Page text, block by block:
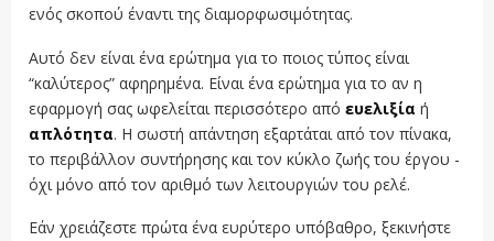
ενός σκοπού έναντι της διαμορφωσιμότητας.
Αυτό δεν είναι ένα ερώτημα για το ποιος τύπος είναι
“καλύτερος” αφηρημένα. Είναι ένα ερώτημα για το αν η
εφαρμογή σας ωφελείται περισσότερο από ευελιξία ή
απλότητα. Η σωστή απάντηση εξαρτάται από τον πίνακα,
το περιβάλλον συντήρησης και τον κύκλο ζωής του έργου -
όχι μόνο από τον αριθμό των λειτουργιών του ρελέ.
Εάν χρειάζεστε πρώτα ένα ευρύτερο υπόβαθρο, ξεκινήστε